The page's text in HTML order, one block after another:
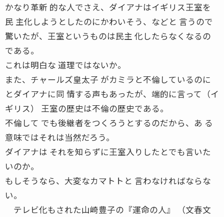
かなり革新 的な人でさえ、ダイアナはイギリス王室を
民 主化しようとしたのにかわいそう、などと 言うので
驚いたが、王室というものは民主 化したらなくなるの
である。
これは明白な 道理ではないか。
また、チャールズ皇太子 がカミラと不倫しているのに
とダイアナに同 情する声もあったが、端的に言って（イ
ギリス） 王室の歴史は不倫の歴史である。
不倫して でも後継者をつくろうとするのだから、あ る
意味ではそれは当然だろう。
ダイアナは それを知らずに王室入りしたとでも言いた
いのか。
もしそうなら、大変なカマトトと 言わなければならな
い。
テレビ化もされた山崎豊子の『運命の人』 （文春文